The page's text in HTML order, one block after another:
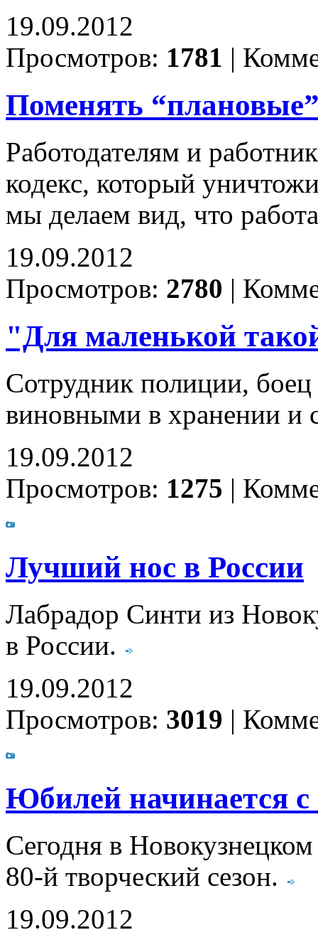
19.09.2012
Просмотров: 1781 |
Поменять
Работодателям и
кодекс, который
мы делаем вид, что
19.09.2012
Просмотров: 2780 |
"Для маленькой
Сотрудник полиции,
виновными в хранении и
19.09.2012
Просмотров: 1275 |
Лучший нос в России
Лабрадор Синти из
в России.
19.09.2012
Просмотров: 3019 |
Юбилей начинается
Сегодня в Новокузнецком
80-й творческий сезон.
19.09.2012